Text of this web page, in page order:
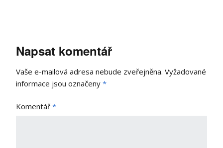
Napsat komentář
Vaše e-mailová adresa nebude zveřejněna. Vyžadované
informace jsou označeny *
Komentář *